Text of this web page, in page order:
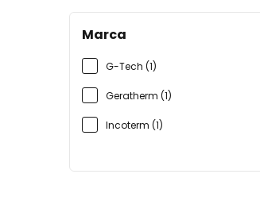
Marca
G-Tech (1)
Geratherm (1)
Incoterm (1)